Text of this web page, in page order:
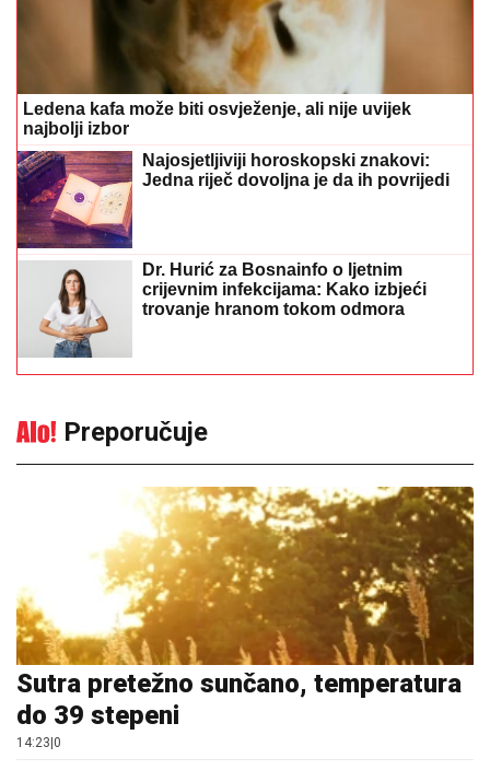
Ledena kafa može biti osvježenje, ali nije uvijek
najbolji izbor
Najosjetljiviji horoskopski znakovi:
Jedna riječ dovoljna je da ih povrijedi
Dr. Hurić za Bosnainfo o ljetnim
crijevnim infekcijama: Kako izbjeći
trovanje hranom tokom odmora
Preporučuje
Sutra pretežno sunčano, temperatura
do 39 stepeni
14:23 0